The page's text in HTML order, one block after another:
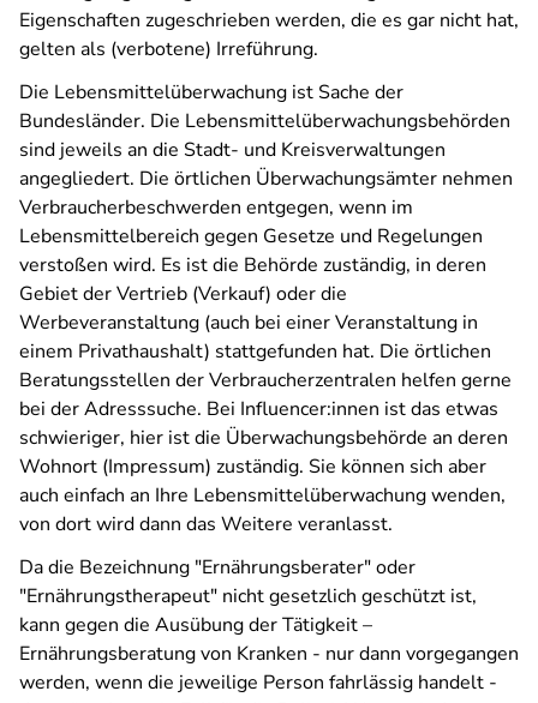
Eigenschaften zugeschrieben werden, die es gar nicht hat,
gelten als (verbotene) Irreführung.
Die Lebensmittelüberwachung ist Sache der
Bundesländer. Die Lebensmittelüberwachungsbehörden
sind jeweils an die Stadt- und Kreisverwaltungen
angegliedert. Die örtlichen Überwachungsämter nehmen
Verbraucherbeschwerden entgegen, wenn im
Lebensmittelbereich gegen Gesetze und Regelungen
verstoßen wird. Es ist die Behörde zuständig, in deren
Gebiet der Vertrieb (Verkauf) oder die
Werbeveranstaltung (auch bei einer Veranstaltung in
einem Privathaushalt) stattgefunden hat. Die örtlichen
Beratungsstellen der Verbraucherzentralen helfen gerne
bei der Adresssuche. Bei Influencer:innen ist das etwas
schwieriger, hier ist die Überwachungsbehörde an deren
Wohnort (Impressum) zuständig. Sie können sich aber
auch einfach an Ihre Lebensmittelüberwachung wenden,
von dort wird dann das Weitere veranlasst.
Da die Bezeichnung "Ernährungsberater" oder
"Ernährungstherapeut" nicht gesetzlich geschützt ist,
kann gegen die Ausübung der Tätigkeit –
Ernährungsberatung von Kranken - nur dann vorgegangen
werden, wenn die jeweilige Person fahrlässig handelt -